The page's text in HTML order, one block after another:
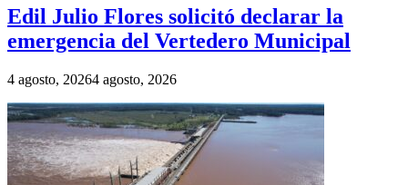
Edil Julio Flores solicitó declarar la
emergencia del Vertedero Municipal
4 agosto, 20264 agosto, 2026